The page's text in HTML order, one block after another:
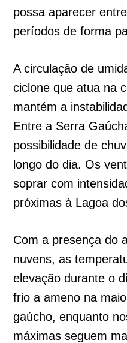
possa aparecer
períodos de forma
A circulação de
ciclone que atua na
mantém a
Entre a Serra
possibilidade de
longo do dia. Os
soprar com
próximas à Lagoa
Com a presença do
nuvens, as
elevação durante o
frio a ameno na
gaúcho, enquanto
máximas seguem